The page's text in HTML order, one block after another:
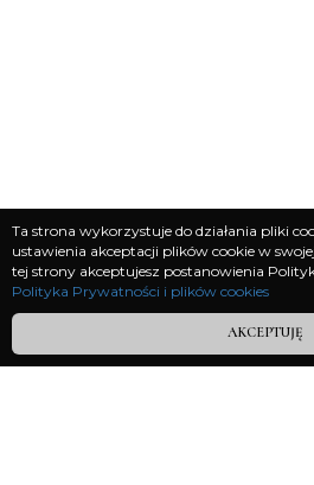
Polityka
Regulamin
Ta strona wykorzystuje do działania pliki
ustawienia akceptacji plików cookie w
tej strony akceptujesz postanowienia
Polityka Prywatności i plików cookies
AKCEPTUJĘ